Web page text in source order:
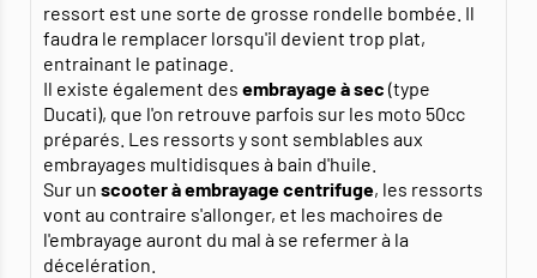
ressort est une sorte de grosse rondelle bombée. Il
faudra le remplacer lorsqu'il devient trop plat,
entrainant le patinage.
Il existe également des embrayage à sec (type
Ducati), que l'on retrouve parfois sur les moto 50cc
préparés. Les ressorts y sont semblables aux
embrayages multidisques à bain d'huile.
Sur un scooter à embrayage centrifuge, les ressorts
vont au contraire s'allonger, et les machoires de
l'embrayage auront du mal à se refermer à la
décelération.